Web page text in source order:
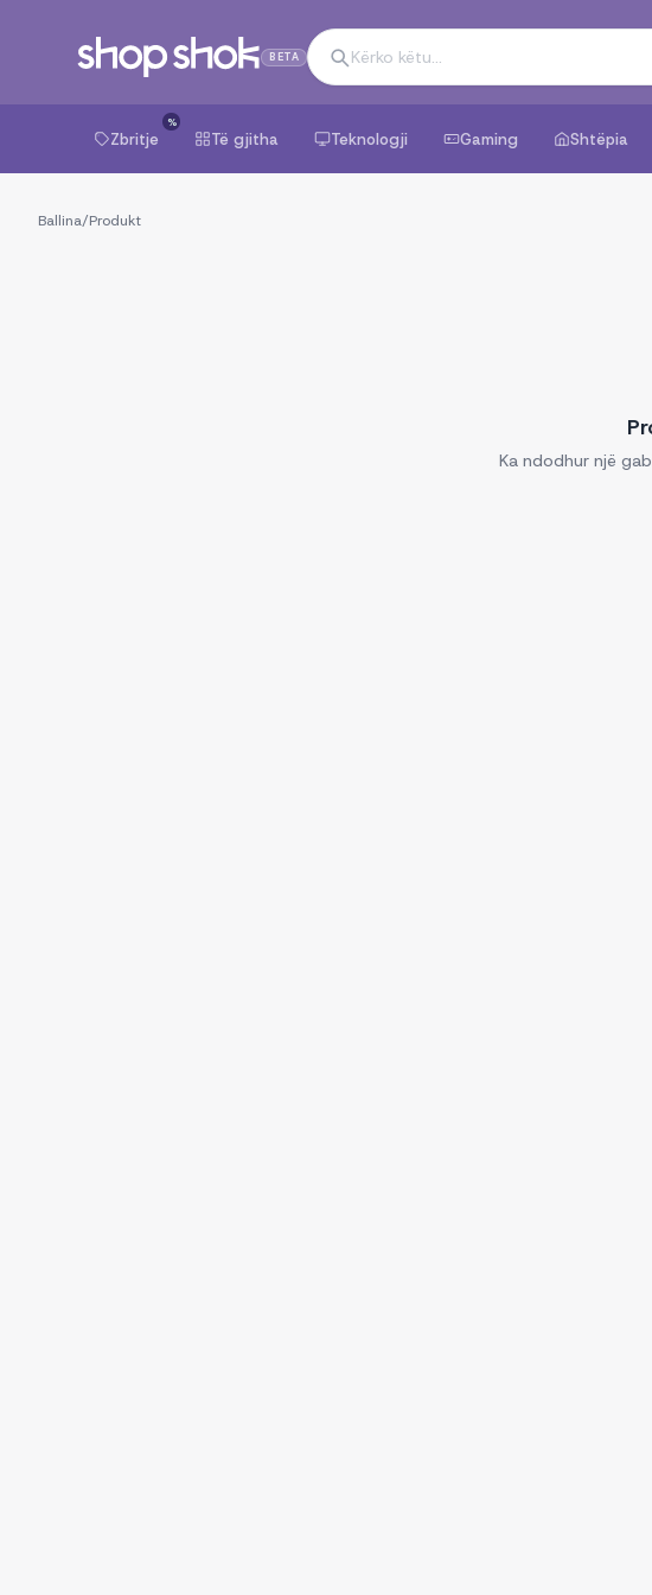
BETA
Zbritje
%
Të gjitha Teknologji Gaming Shtëpia
Ballina/Produkt
Ka ndodhur një